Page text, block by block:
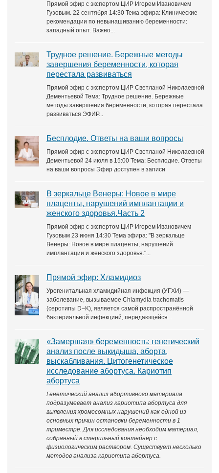
Прямой эфир с экспертом ЦИР Игорем Ивановичем
Гузовым. 22 сентября 14:30 Тема эфира: Клинические
рекомендации по невынашиванию беременности:
западный опыт. Важно...
Трудное решение. Бережные методы
завершения беременности, которая
перестала развиваться
Прямой эфир с экспертом ЦИР Светланой Николаевной
Дементьевой Тема: Трудное решение. Бережные
методы завершения беременности, которая перестала
развиваться ЭФИР...
Бесплодие. Ответы на ваши вопросы
Прямой эфир с экспертом ЦИР Светланой Николаевной
Дементьевой 24 июля в 15:00 Тема: Бесплодие. Ответы
на ваши вопросы Эфир доступен в записи
В зеркальце Венеры: Новое в мире
плаценты, нарушений имплантации и
женского здоровья.Часть 2
Прямой эфир с экспертом ЦИР Игорем Ивановичем
Гузовым 23 июня 14:30 Тема эфира: "В зеркальце
Венеры: Новое в мире плаценты, нарушений
имплантации и женского здоровья."...
Прямой эфир: Хламидиоз
Урогенитальная хламидийная инфекция (УГХИ) —
заболевание, вызываемое Chlamydia trachomatis
(серотипы D–K), является самой распространённой
бактериальной инфекцией, передающейся...
«Замершая» беременность: генетический
анализ после выкидыша, аборта,
выскабливания. Цитогенетическое
исследование абортуса. Кариотип
абортуса
Генетический анализ абортивного материала
подразумевает анализ кариотипа абортуса для
выявления хромосомных нарушений как одной из
основных причин остановки беременности в 1
триместре. Для исследования необходим материал,
собранный в стерильный контейнер с
физиологическим раствором. Существует несколько
методов анализа кариотипа абортуса.